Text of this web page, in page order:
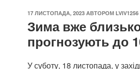
ОПУБЛІКОВАНО
17 ЛИСТОПАДА, 2023 АВТОРОМ LVIV1256
Зима вже
прогнозують до
У суботу, 18 листопада, у